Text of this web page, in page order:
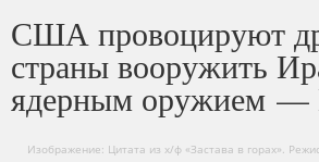
США провоцируют
страны вооружить
ядерным оружием —
Изображение: Цитата из х/ф «Застава в горах».